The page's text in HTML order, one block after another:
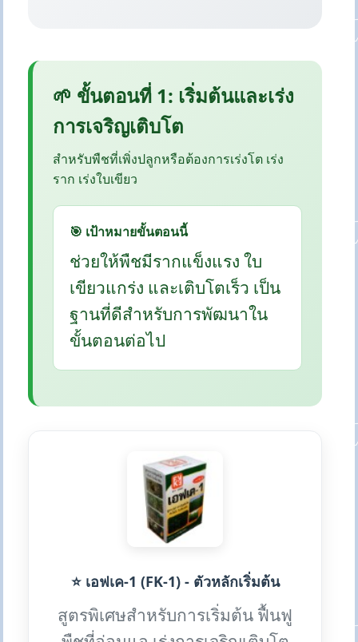
🌱 ขั้นตอนที่ 1: เริ่มต้นและเร่ง
การเจริญเติบโต
สำหรับพืชที่เพิ่งปลูกหรือต้องการเร่งโต เร่ง
ราก เร่งใบเขียว
🎯 เป้าหมายขั้นตอนนี้
ช่วยให้พืชมีรากแข็งแรง ใบ
เขียวแกร่ง และเติบโตเร็ว เป็น
ฐานที่ดีสำหรับการพัฒนาใน
ขั้นตอนต่อไป
⭐ เอฟเค-1 (FK-1) - ตัวหลักเริ่มต้น
สูตรพิเศษสำหรับการเริ่มต้น ฟื้นฟู